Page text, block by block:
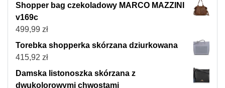
Shopper bag czekoladowy MARCO MAZZINI
v169c
499,99 zł
Torebka shopperka skórzana dziurkowana
415,92 zł
Damska listonoszka skórzana z
dwukolorowymi chwostami